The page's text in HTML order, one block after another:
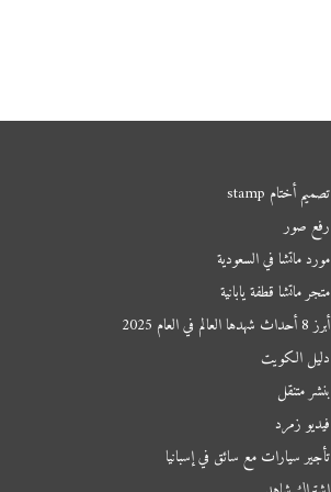
تصميم أختام stamp
رفع صور
مورد ماتشا في السعودية
متجر ماتشا قطفة يابانية
أبرز 8 أحداث شهدها العالم في العام 2025
دليل الكويت
بنشر متنقل
فيديو زمرد
تأجير سيارات مع سائق في إسبانيا